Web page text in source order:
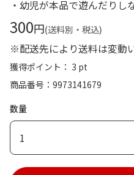
・幼児が本品で遊んだりし
300円(送料別・税込)
※配送先により送料は変動
獲得ポイント： 3 pt
商品番号
9973141679
数量
1